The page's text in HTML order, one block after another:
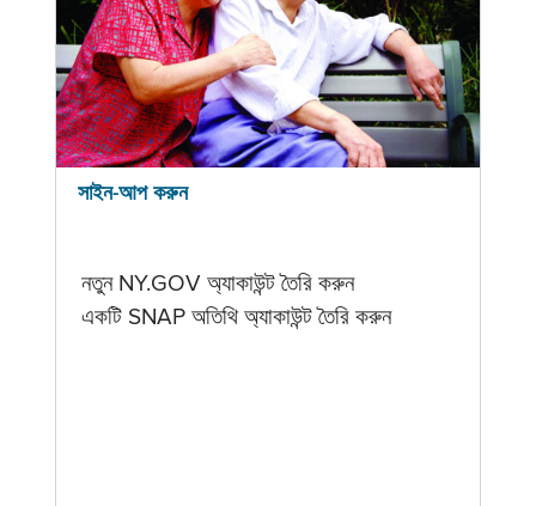
সাইন-আপ করুন
নতুন NY.GOV অ্যাকাউন্ট তৈরি করুন
একটি SNAP অতিথি অ্যাকাউন্ট তৈরি করুন